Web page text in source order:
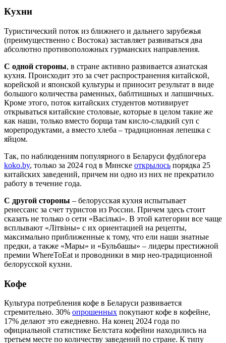
Кухни
Туристический поток из ближнего и дальнего зарубежья
(преимущественно с Востока) заставляет развиваться два
абсолютно противоположных гурманских направления.
С одной стороны, в стране активно развивается азиатская
кухня. Происходит это за счет распространения китайской,
корейской и японской культуры и приносит результат в виде
большого количества раменных, баблтишных и лапшичных.
Кроме этого, поток китайских студентов мотивирует
открываться китайские столовые, которые в целом такие же
как наши, только вместо борща там кисло-сладкий суп с
морепродуктами, а вместо хлеба – традиционная лепешка с
яйцом.
Так, по наблюдениям популярного в Беларуси фудблогера
koko.by, только за 2024 год в Минске открылось порядка 25
китайских заведений, причем ни одно из них не прекратило
работу в течение года.
С другой стороны – белорусская кухня испытывает
ренессанс за счет туристов из России. Причем здесь стоит
сказать не только о сети «Васiлькi». В этой категории все чаще
всплывают «Лiтвiны» с их ориентацией на рецепты,
максимально приближенные к тому, что ели наши знатные
предки, а также «Мары» и «Бульбашы» – лидеры престижной
премии WhereToEat и проводники в мир нео-традиционной
белорусской кухни.
Кофе
Культура потребления кофе в Беларуси развивается
стремительно. 30% опрошенных покупают кофе в кофейне,
17% делают это ежедневно. На конец 2024 года по
официальной статистике Белстата кофейни находились на
третьем месте по количеству заведений по стране. К типу